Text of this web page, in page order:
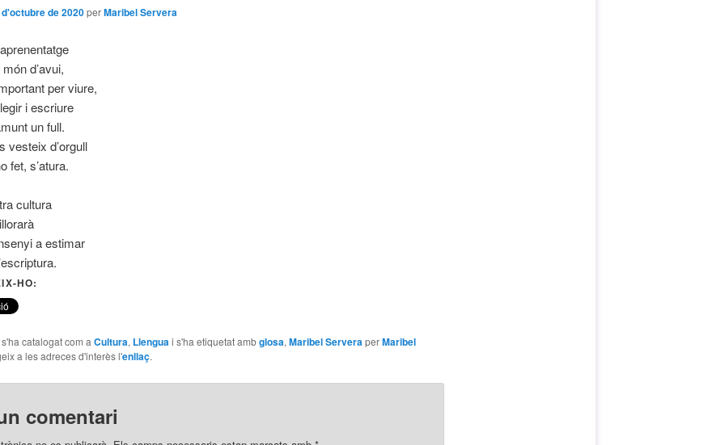
de 2020perMaribel Servera
d’avui,
per viure,
i escriure
un full.
vesteix d’orgull
fet, s’atura.
cultura
a estimar
HO:
catalogat com a Cultura, Llenguai s'ha etiquetat ambglosa, Maribel ServeraperMaribel
a les adreces d'interès l'enllaç.
comentari